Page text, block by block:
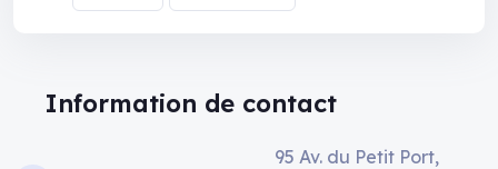
Information de contact
95 Av. du Petit Port,